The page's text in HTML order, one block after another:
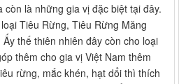
là những gia vị đặc biệt tại đây.
Tiêu Rừng, Tiêu Rừng Măng
thế thiên nhiên đây còn cho loại
thêm cho gia vị Việt Nam thêm
rừng, mắc khén, hạt dổi thì thích